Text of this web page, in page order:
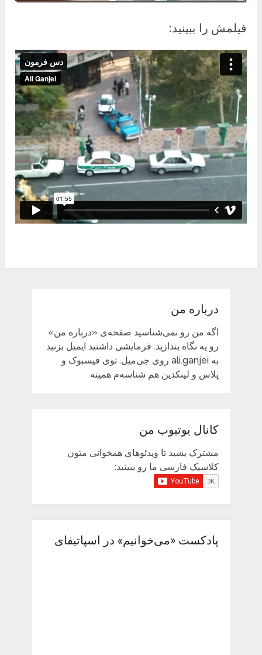
فیلمش را ببینید:
درباره من
اگه من رو نمی‌شناسید صفحه‌ی «درباره من»
رو یه نگاه بندازید. فرمایشی داشتید ایمیل بزنید
به ali.ganjei روی جی‌میل. توی فیسبوک و
پلاس و لینکدین هم شناسه‌م همینه
کانال یوتیوب من
مشترک بشید تا ویدئوهای همخوانی متون
کلاسیک فارسی ما رو ببینید:
پادکست «می‌خوانیم» در اسپاتیفای